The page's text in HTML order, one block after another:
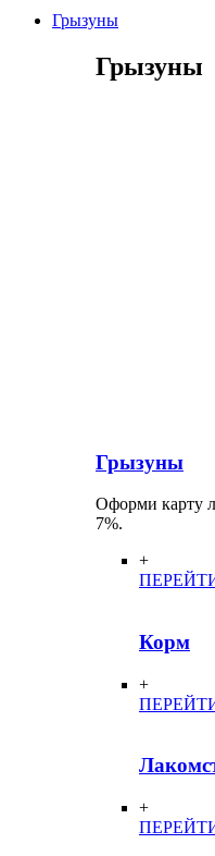
Грызуны
Грызуны
Грызуны
Оформи карту
7%.
+
Корм
+
+